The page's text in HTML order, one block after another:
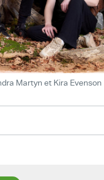
Martyn et Kira Evenson